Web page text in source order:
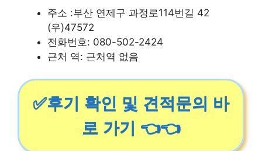
주소 :부산 연제구 과정로114번길 42
(우)47572
전화번호: 080-502-2424
근처 역: 근처역 없음
✅후기 확인 및 견적문의 바
로 가기 👈👈